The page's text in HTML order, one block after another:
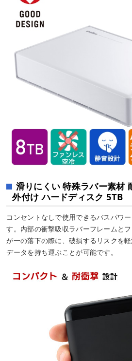
滑りにくい 特殊ラバー素材
外付け ハードディスク 5TB
コンセントなしで使用できるバスパワ
す。内部の衝撃吸収ラバーフレームと
が一の落下の際に、破損するリスクを
データを持ち運ぶことが可能です。